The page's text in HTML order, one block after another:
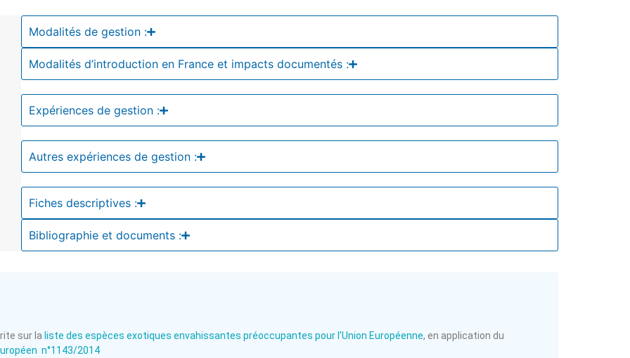
Modalités de gestion :
Modalités d’introduction en France et impacts documentés :
Expériences de gestion :
Autres expériences de gestion :
Fiches descriptives :
Bibliographie et documents :
sur la liste des espèces exotiques envahissantes préoccupantes pour l’Union Européenne, en application du
n°1143/2014